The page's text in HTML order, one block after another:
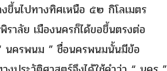
ขึ้นไปทางทิศเหนือ ๕๒ กิโลเมตร
าลัย เมืองนครก็ได้ขอขึ้นตรงต่อ
นครพนม ” ชื่อนครพนมนั้นมีข้อ